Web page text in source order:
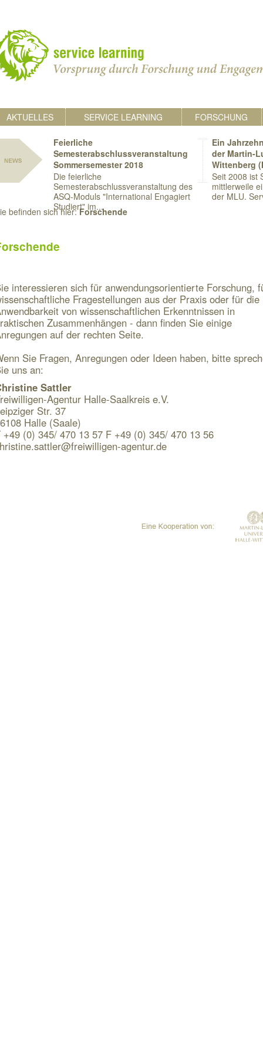
AKTUELLES SERVICE LEARNING FORSCHUNG
Feierliche
Semesterabschlussveranstaltung
Sommersemester 2018
Die feierliche
Semesterabschlussveranstaltung des
ASQ-Moduls "International Engagiert
Studiert" im...
Ein
der Martin-
Wittenberg
Seit 2008 ist
mittlerweile
der MLU.
befinden sich hier:Forschende
interessieren sich für anwendungsorientierte Forschung,
Fragestellungen aus der Praxis oder für die
von wissenschaftlichen Erkenntnissen in
Zusammenhängen - dann finden Sie einige
auf der rechten Seite.
Sie Fragen, Anregungen oder Ideen haben, bitte
uns an:
Sattler
Agentur Halle-Saalkreis e.V.
Str. 37
Halle (Saale)
+49 (0) 345/ 470 13 57 F +49 (0) 345/ 470 13 56
agentur.de